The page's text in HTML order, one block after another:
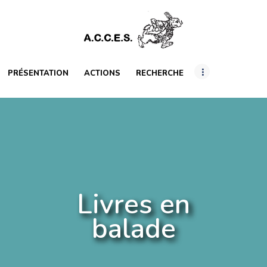
PRÉSENTATION ACTIONS RECHERCHE
Livres en
balade
PRÉSENTATION
ACTIONS